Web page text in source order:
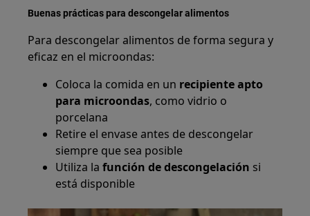
Buenas prácticas para descongelar alimentos
Para descongelar alimentos de forma segura y
eficaz en el microondas:
Coloca la comida en un recipiente apto
para microondas, como vidrio o
porcelana
Retire el envase antes de descongelar
siempre que sea posible
Utiliza lafunción de descongelación si
está disponible